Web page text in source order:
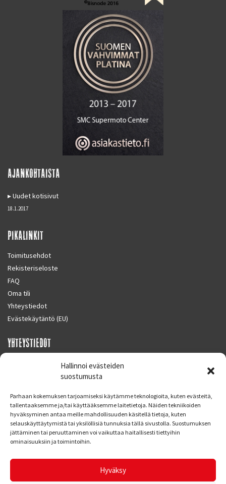
Hallinnoi evästeiden
suostumusta
Parhaan kokemuksen tarjoamiseksi käytämme teknologioita, kuten evästeitä,
tallentaaksemme ja/tai käyttääksemme laitetietoja. Näiden tekniikoiden
hyväksyminen antaa meille mahdollisuuden käsitellä tietoja, kuten
selauskäyttäytymistä tai yksilöllisiä tunnuksia tällä sivustolla. Suostumuksen
jättäminen tai peruuttaminen voi vaikuttaa haitallisesti tiettyihin
ominaisuuksiin ja toimintoihin.
Hyväksy
AJANKOHTAISTA
Uudet kotisivut
18.1.2017
PIKALINKIT
Toimitusehdot
Rekisteriseloste
FAQ
Oma tili
Yhteystiedot
Evästekäytäntö (EU)
YHTEYSTIEDOT
SUPERMOTO CENTER
Finland
Puh. 09 221 7088
info at supermotocenter.fi
Maanantai - Tiistai 09.00 - 17.00